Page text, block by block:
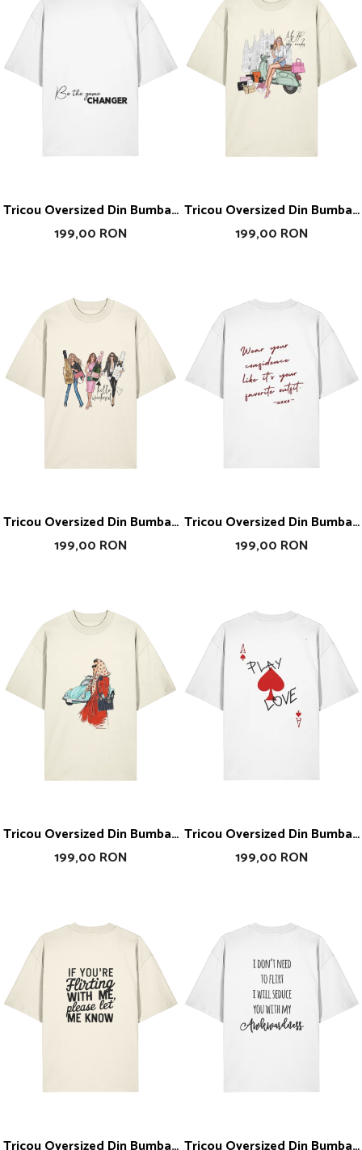
Tricou Oversized Din Bumbac
Organic Be The Game
199,00 RON
Tricou Oversized Din Bumbac
Organic My Rules
199,00 RON
Tricou Oversized Din Bumbac
Organic Week-End Girls
199,00 RON
Tricou Oversized Din Bumbac
Organic Wear Yout
199,00 RON
Tricou Oversized Din Bumbac
Organic Vintage Girl
199,00 RON
Tricou Oversized Din Bumbac
Organic Play Love
199,00 RON